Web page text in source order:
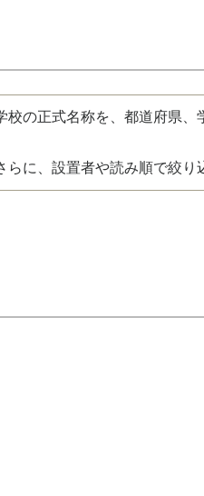
校の正式名称を、都道府県
らに、設置者や読み順で絞り